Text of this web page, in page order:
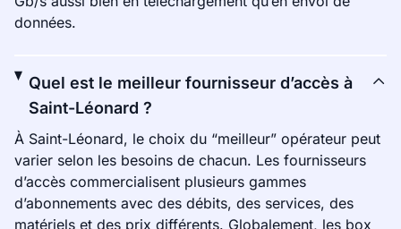
données.
Quel est le meilleur fournisseur d’accès à
Saint-Léonard ?
À Saint-Léonard, le choix du “meilleur” opérateur peut
varier selon les besoins de chacun. Les fournisseurs
d’accès commercialisent plusieurs gammes
d’abonnements avec des débits, des services, des
matériels et des prix différents. Globalement, les box